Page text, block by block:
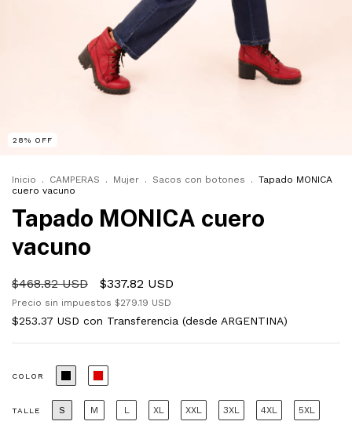
28% OFF
Inicio . CAMPERAS . Mujer . Sacos con botones . Tapado MONICA
cuero vacuno
Tapado MONICA cuero
vacuno
$468.82 USD $337.82 USD
Precio sin impuestos $279.19 USD
$253.37 USD con Transferencia (desde ARGENTINA)
COLOR
TALLE S M L XL XXL 3XL 4XL 5XL